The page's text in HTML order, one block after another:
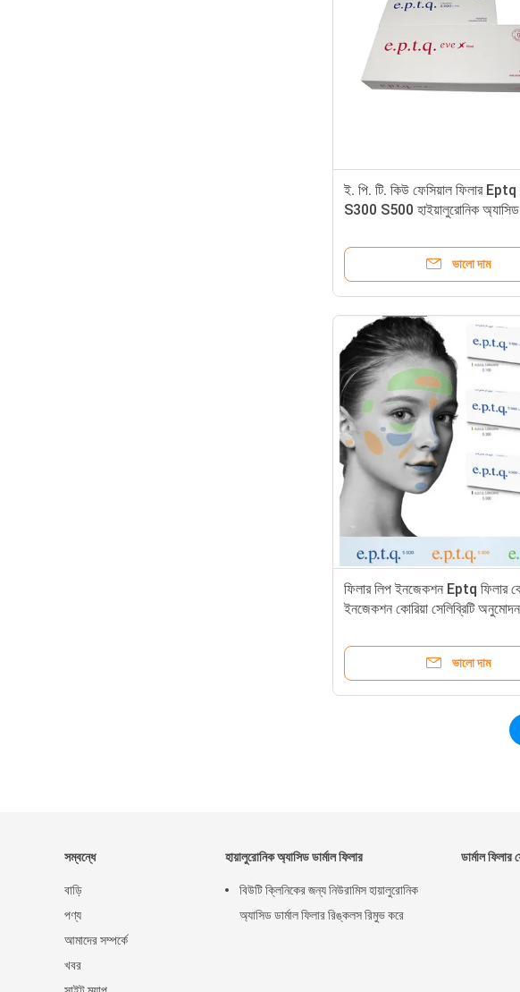
ই. পি. টি. কিউ ফেসিয়াল ফিলার
S300 S500 হাইয়ালুরোনিক
ভালো দাম
ফিলার লিপ ইনজেকশন Eptq ফিলার
ইনজেকশন কোরিয়া সেলিব্রিটি
সিই-অনুমোদিত Eptq Ha ফিলার
ভালো দাম
সম্বন্ধে
বাড়ি
পণ্য
আমাদের সম্পর্কে
খবর
হায়ালুরোনিক অ্যাসিড ডার্মাল ফিলার
বিউটি ক্লিনিকের জন্য নিউরামিস হায়ালুরোনিক
অ্যাসিড ডার্মাল ফিলার রিঙ্কলস রিমুভ করে
ডার্মাল ফিলার